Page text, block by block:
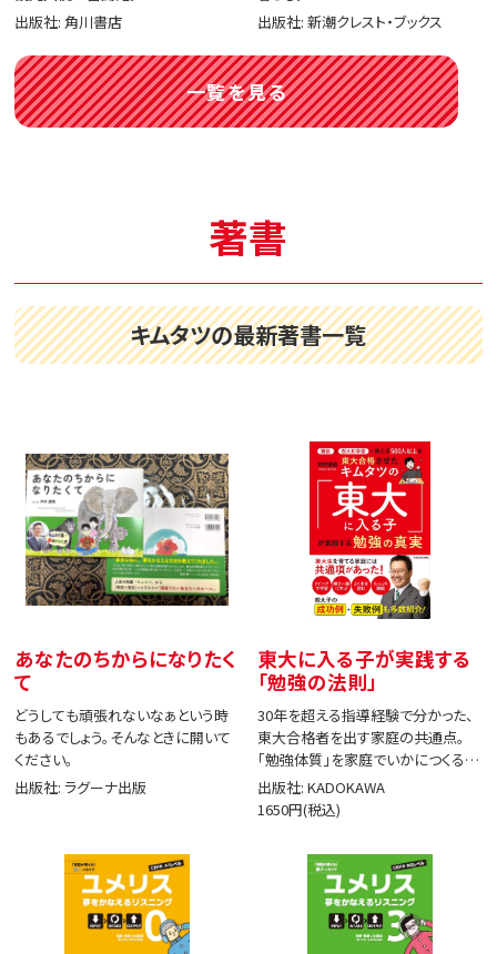
出版社: 角川書店
出版社: 新潮クレスト・ブックス
一覧を見る
著書
キムタツの最新著書一覧
あなたのちからになりたく
て
どうしても頑張れないなぁという時
もあるでしょう。そんなときに開いて
ください。
出版社: ラグーナ出版
東大に入る子が実践する
「勉強の法則」
30年を超える指導経験で分かった、
東大合格者を出す家庭の共通点。
「勉強体質」を家庭でいかにつくる
か。
出版社: KADOKAWA
1650円(税込)